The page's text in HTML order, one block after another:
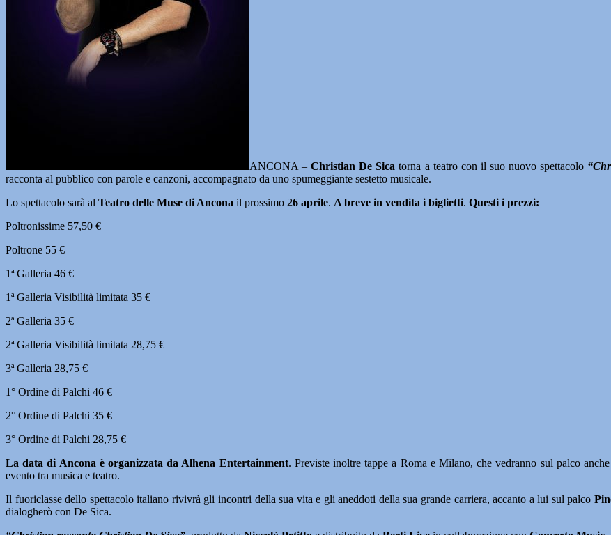
ANCONA – Christian De Sicatorna a teatro con il suo nuovo spettacolo
racconta al pubblico con parole e canzoni, accompagnato da uno spumeggiante sestetto musicale.
Lo spettacolo sarà al Teatro delle Muse di Ancona il prossimo 26 aprile. A breve in vendita i biglietti. Questi i prezzi:
Poltronissime 57,50 €
Poltrone 55 €
1ª Galleria 46 €
1ª Galleria Visibilità limitata 35 €
2ª Galleria 35 €
2ª Galleria Visibilità limitata 28,75 €
3ª Galleria 28,75 €
1° Ordine di Palchi 46 €
2° Ordine di Palchi 35 €
3° Ordine di Palchi 28,75 €
La data di Ancona è organizzata da Alhena Entertainment. Previste inoltre tappe a Roma e Milano, che vedranno sul palco anche
evento tra musica e teatro.
Il fuoriclasse dello spettacolo italiano rivivrà gli incontri della sua vita e gli aneddoti della sua grande carriera, accanto a lui sul palco
dialogherò con De Sica.